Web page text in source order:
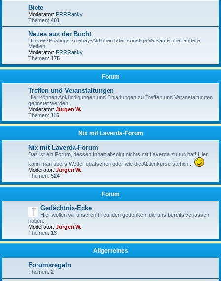
Biete
Moderator: FRRRanky
Themen: 401
Neues aus der Bucht
Hinweis-Postings zu ebay-Aktionen oder sonstige Verkäufe über andere
Medien
Moderator: FRRRanky
Themen: 175
Forum
Treffen und Veranstaltungen
Hier können Ankündigungen und Einladungen zu Treffen und Veranstaltungen
gepostet werden.
Moderator: Jürgen W.
Themen: 115
Nix mit Laverda-Forum
Nix mit Laverda-Forum
Das ist ein Forum, dessen Inhalt absolut nichts mit Laverda zu tun hat! Hier
kann man übers Wetter quatschen oder wie die Aktienkurse stehen...
Moderator: Jürgen W.
Themen: 524
Forum
Gedächtnis-Ecke
Hier wollen wir unseren Freunden gedenken, die uns bereits verlassen
haben.
Moderator: Jürgen W.
Themen: 13
Allgemeines
Forumsregeln
Themen: 2